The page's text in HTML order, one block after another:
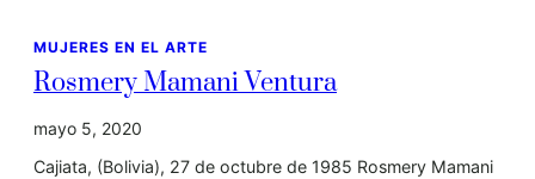
MUJERES EN EL ARTE
Rosmery Mamani Ventura
mayo 5, 2020
Cajiata, (Bolivia), 27 de octubre de 1985 Rosmery Mamani